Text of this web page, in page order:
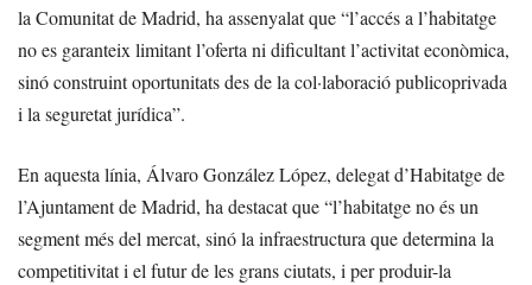
la Comunitat de Madrid, ha assenyalat que “l’accés a l’habitatge
no es garanteix limitant l’oferta ni dificultant l’activitat econòmica,
sinó construint oportunitats des de la col·laboració publicoprivada
i la seguretat jurídica”.
En aquesta línia, Álvaro González López, delegat d’Habitatge de
l’Ajuntament de Madrid, ha destacat que “l’habitatge no és un
segment més del mercat, sinó la infraestructura que determina la
competitivitat i el futur de les grans ciutats, i per produir-la